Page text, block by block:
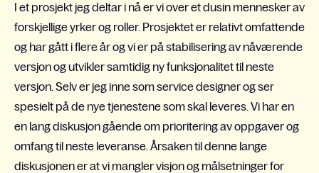
I et prosjekt jeg deltar i nå er vi over et dusin mennesker av
forskjellige yrker og roller. Prosjektet er relativt omfattende
og har gått i flere år og vi er på stabilisering av nåværende
versjon og utvikler samtidig ny funksjonalitettil neste
versjon. Selv er jeg inne som service designer og ser
spesielt på de nye tjenestene som skal leveres. Vi har en
en lang diskusjongåendeom prioriteringav oppgaverog
omfangtil neste leveranse. Årsaken til denne lange
diskusjonen er at vi mangler visjon og målsetninger for